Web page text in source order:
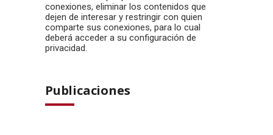
conexiones, eliminar los contenidos que
dejen de interesar y restringir con quien
comparte sus conexiones, para lo cual
deberá acceder a su configuración de
privacidad.
Publicaciones